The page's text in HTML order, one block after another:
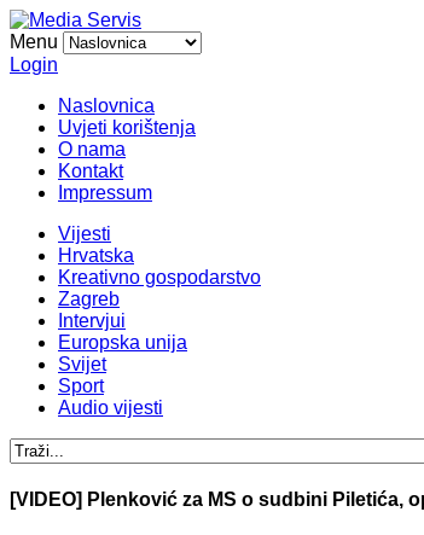
Menu
Login
Naslovnica
Uvjeti korištenja
O nama
Kontakt
Impressum
Vijesti
Hrvatska
Kreativno gospodarstvo
Zagreb
Intervjui
Europska unija
Svijet
Sport
Audio vijesti
[VIDEO] Plenković za MS o sudbini Piletića,